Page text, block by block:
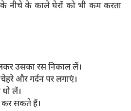
नीचे के काले घेरों को भी कम करता
उसका रस निकाल लें।
और गर्दन पर लगाएं।
लें।
कर सकते हैं।